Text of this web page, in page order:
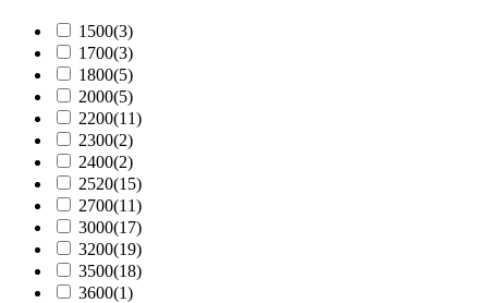
1500(3)
1700(3)
1800(5)
2000(5)
2200(11)
2300(2)
2400(2)
2520(15)
2700(11)
3000(17)
3200(19)
3500(18)
3600(1)